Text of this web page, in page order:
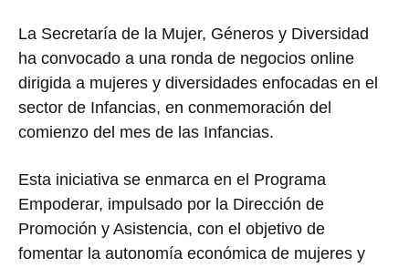
La Secretaría de la Mujer, Géneros y Diversidad
ha convocado a una ronda de negocios online
dirigida a mujeres y diversidades enfocadas en el
sector de Infancias, en conmemoración del
comienzo del mes de las Infancias.
Esta iniciativa se enmarca en el Programa
Empoderar, impulsado por la Dirección de
Promoción y Asistencia, con el objetivo de
fomentar la autonomía económica de mujeres y